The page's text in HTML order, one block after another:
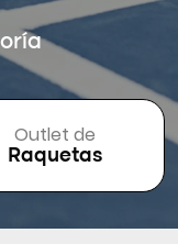
Outlet de
Raquetas